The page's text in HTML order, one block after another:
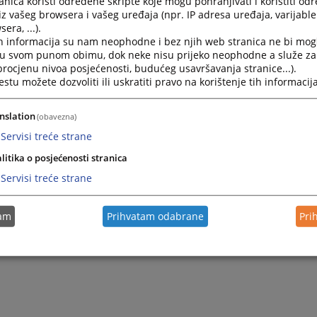
službenike primjenjuje se Zakon o državnoj službi u
(“Službene novine Federacije Bosne i Hercegovine”
04, 67/05 i 8/06, u daljem tekstu: Zakon o državnoj
na osnovu tog zakona,
primjenjuje se Zakon o namještenicima u
u Federaciji Bosne i Hercegovine (“Službene novine
broj 49/05, u daljem tekstu: Zakon o namještenicima
na osnovu tog zakona.
i dužnosti državnih službenika i namještenika pored
primjenjuju se, u skladu sa zakonom i opći propisi o
vašeg browsera i vašeg uređaja (npr. IP adresa uređaja,
...).
informacija su nam neophodne i bez njih web stranica ne bi
svom punom obimu, dok neke nisu prijeko neophodne a služe
nivoa posjećenosti, budućeg usavršavanja stranice...).
možete dozvoliti ili uskratiti pravo na korištenje tih
(obavezna)
Servisi treće strane
o posjećenosti stranica
Servisi treće strane
Prihvatam odabrane